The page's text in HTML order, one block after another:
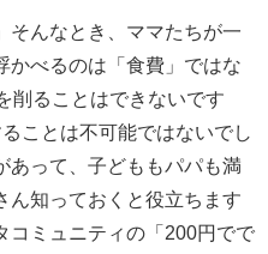
そんなとき、ママたちが一
かべるのは「食費」ではな
削ることはできないです
ことは不可能ではないでし
あって、子どももパパも満
ん知っておくと役立ちます
コミュニティの「200円でで